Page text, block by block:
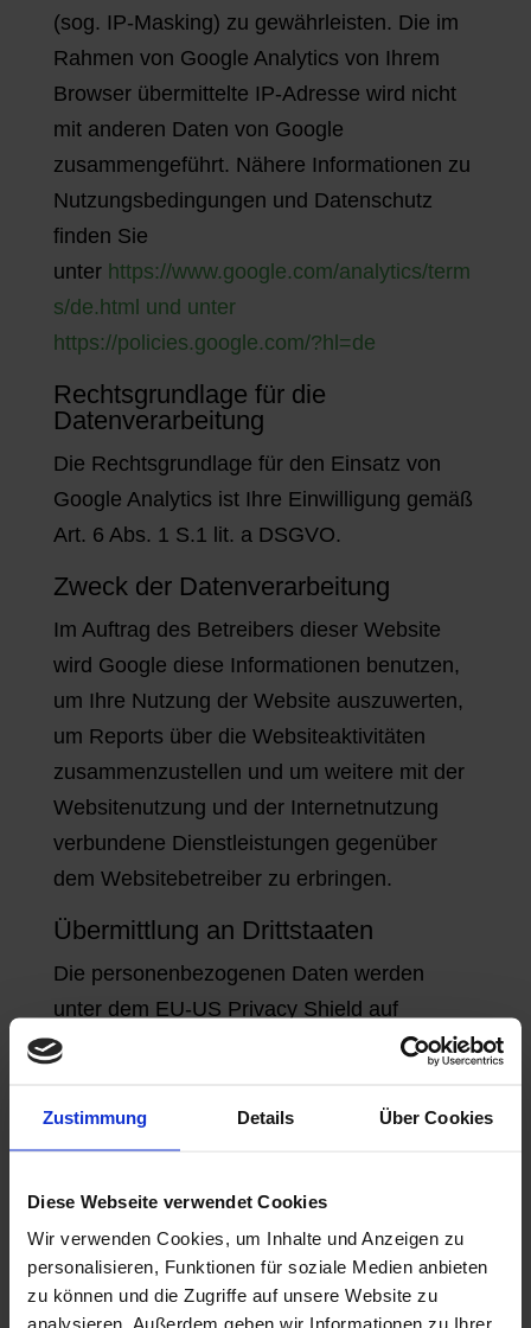
Zustimmung Details Über Cookies
Diese Webseite verwendet Cookies
Wir verwenden Cookies, um Inhalte und Anzeigen zu
personalisieren, Funktionen für soziale Medien anbieten
zu können und die Zugriffe auf unsere Website zu
analysieren. Außerdem geben wir Informationen zu Ihrer
(sog. IP-Masking) zu gewährleisten. Die im
Rahmen von Google Analytics von Ihrem
Browser übermittelte IP-Adresse wird nicht
mit anderen Daten von Google
zusammengeführt. Nähere Informationen zu
Nutzungsbedingungen und Datenschutz
finden Sie
unter https://www.google.com/analytics/term
s/de.html und unter
https://policies.google.com/?hl=de
Rechtsgrundlage für die
Datenverarbeitung
Die Rechtsgrundlage für den Einsatz von
Google Analytics ist Ihre Einwilligung gemäß
Art. 6 Abs. 1 S.1 lit. a DSGVO.
Zweck der Datenverarbeitung
Im Auftrag des Betreibers dieser Website
wird Google diese Informationen benutzen,
um Ihre Nutzung der Website auszuwerten,
um Reports über die Websiteaktivitäten
zusammenzustellen und um weitere mit der
Websitenutzung und der Internetnutzung
verbundene Dienstleistungen gegenüber
dem Websitebetreiber zu erbringen.
Übermittlung an Drittstaaten
Die personenbezogenen Daten werden
unter dem EU-US Privacy Shield auf
Grundlage des
Europäischen Kommission in die USA
übermittelt. Das Zertifikat können Sie
Dauer der Speicherung
Die von uns gesendeten und mit Cookies,